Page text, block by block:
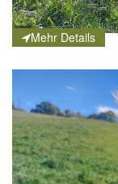
Mehr Details